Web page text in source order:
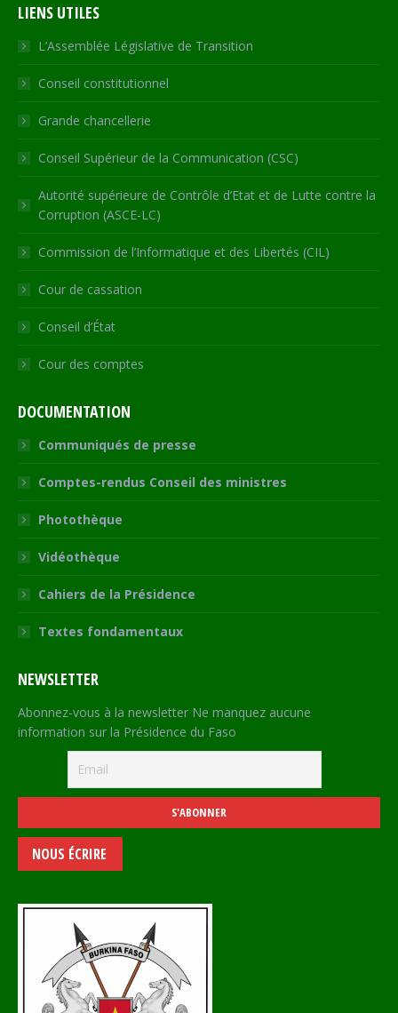
opens
in
new
window
opens
in
new
window
opens
in
new
window
in
new
window
opens
in
new
LIENS UTILES
L’Assemblée Législative de Transition
Conseil constitutionnel
Grande chancellerie
Conseil Supérieur de la Communication (CSC)
Autorité supérieure de Contrôle d’Etat et de Lutte contre la
Corruption (ASCE-LC)
Commission de l’Informatique et des Libertés (CIL)
Cour de cassation
Conseil d’État
Cour des comptes
DOCUMENTATION
Communiqués de presse
Comptes-rendus Conseil des ministres
Photothèque
Vidéothèque
Cahiers de la Présidence
Textes fondamentaux
NEWSLETTER
Abonnez-vous à la newsletter Ne manquez aucune
information sur la Présidence du Faso
NOUS ÉCRIRE